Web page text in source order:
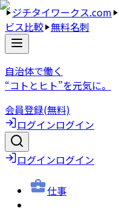
ジチタイワークス.com
ビス比較 無料名刺
自治体で働く
“コトとヒト”を元気に。
会員登録(無料)
ログインログイン
ログインログイン
仕事